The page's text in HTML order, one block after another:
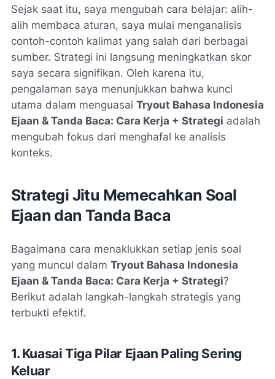
Sejak saat itu, saya mengubah cara belajar: alih-
alih membaca aturan, saya mulai menganalisis
contoh-contoh kalimat yang salah dari berbagai
sumber. Strategi ini langsung meningkatkan skor
saya secara signifikan. Oleh karena itu,
pengalaman saya menunjukkan bahwa kunci
utama dalam menguasai Tryout Bahasa Indonesia
Ejaan & Tanda Baca: Cara Kerja + Strategi adalah
mengubah fokus dari menghafal ke analisis
konteks.
Strategi Jitu Memecahkan Soal
Ejaan dan Tanda Baca
Bagaimana cara menaklukkan setiap jenis soal
yang muncul dalam Tryout Bahasa Indonesia
Ejaan & Tanda Baca: Cara Kerja + Strategi?
Berikut adalah langkah-langkah strategis yang
terbukti efektif.
1. Kuasai Tiga Pilar Ejaan Paling Sering
Keluar